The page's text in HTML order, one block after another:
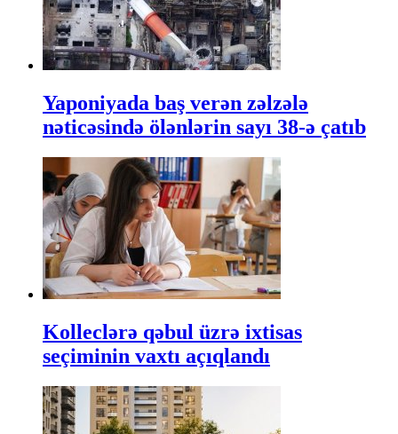
Yaponiyada baş verən zəlzələ
nəticəsində ölənlərin sayı 38-ə çatıb
Kolleclərə qəbul üzrə ixtisas
seçiminin vaxtı açıqlandı